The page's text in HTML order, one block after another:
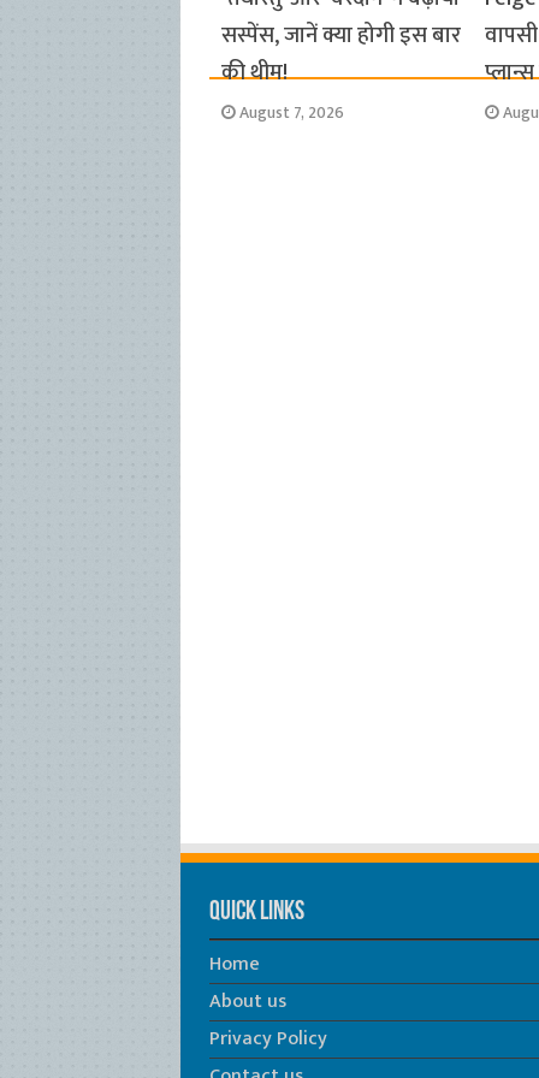
सस्पेंस, जानें क्या होगी इस बार
की थीम!
August 7, 2026
Quick Links
Home
About us
Privacy Policy